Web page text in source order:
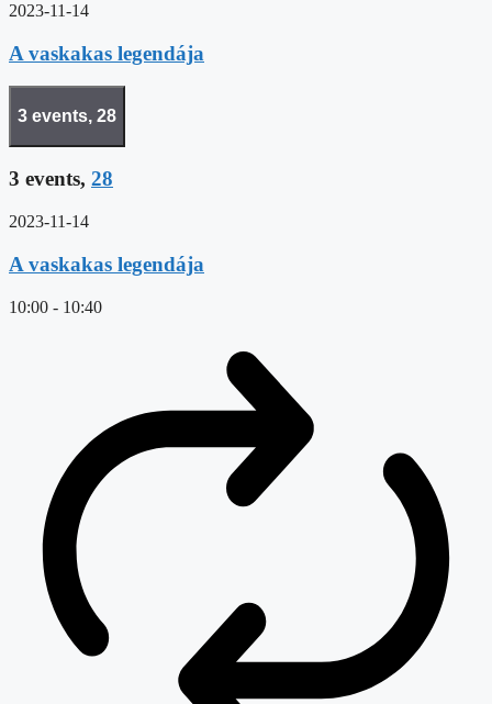
2023-11-14
A vaskakas legendája
3 events, 28
3 events, 28
2023-11-14
A vaskakas legendája
10:00 - 10:40